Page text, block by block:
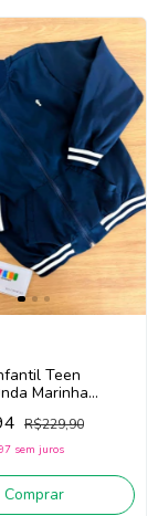
Teen
Marinha
R$229,90
sem juros
Comprar